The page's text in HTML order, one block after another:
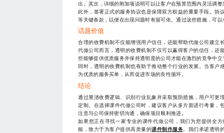
出。其次，详细的附加项说明可以让客户在预算范围内灵活调
此外，签署正式的服务协议也是保障双方权益的重要手段。协
等关键条款，以便在出现问题时有据可依。通过这些措施，可
话题价值
合理的收费机制不仅能增强用户信任，还能帮助代做公司建立
代做公司而言，透明的收费机制不仅可以赢得客户的信任，还
些能够提供优质服务并保持透明度的公司才能在激烈的竞争中立
同时，透明的收费机制也有助于推动整个行业的发展。当客户
为优质的服务买单，从而促进市场的良性循环。
结论
通过厘清收费逻辑、识别行业乱象并采取预防措施，用户可更
定制。在选择课件代做公司时，建议客户从多方面进行考量，
注意与公司保持密切沟通，确保项目顺利推进。
如果您正在寻找一家专业的课件代做公司，我们为您提供全
能，致力于为客户提供高质量的课件制作服务 。我们承诺透明